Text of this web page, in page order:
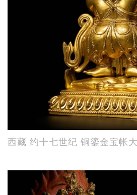
西藏 约十七世纪 铜鎏金宝帐